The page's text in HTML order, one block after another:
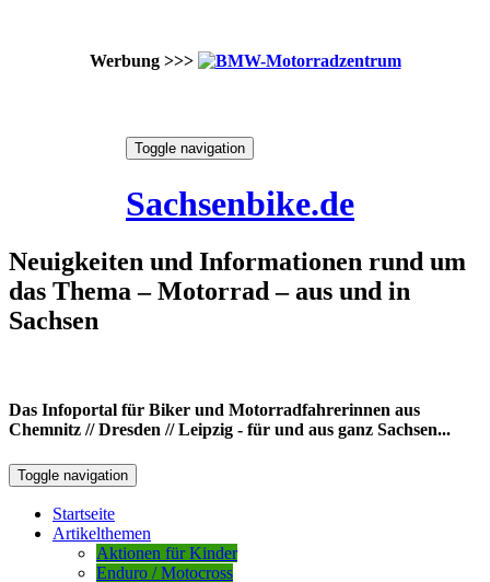
Werbung >>>
Toggle navigation
Sachsenbike.de
Neuigkeiten und Informationen rund um
das Thema – Motorrad – aus und in
Sachsen
Das Infoportal für Biker und Motorradfahrerinnen aus
Chemnitz // Dresden // Leipzig - für und aus ganz Sachsen...
Toggle navigation
Startseite
Artikelthemen
Aktionen für Kinder
Enduro / Motocross